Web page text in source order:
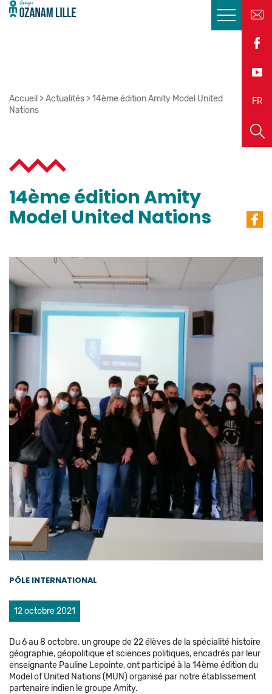
FR
EN
Accueil >Actualités >14ème édition Amity Model United
Nations
14ème édition Amity
Model United Nations
PÔLE INTERNATIONAL
12 octobre 2021
Du 6 au 8 octobre, un groupe de 22 élèves de la spécialité histoire
géographie, géopolitique et sciences politiques, encadrés par leur
enseignante Pauline Lepointe, ont participé à la 14ème édition du
Model of United Nations (MUN) organisé par notre établissement
partenaire indien le groupe Amity.